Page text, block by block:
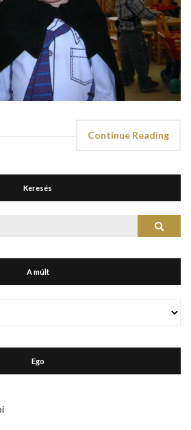
Continue Reading
Keresés
Search
A múlt
Ego